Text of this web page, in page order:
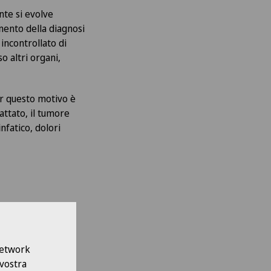
si evolve
della diagnosi
di
altri organi,
questo motivo è
il tumore
dolori